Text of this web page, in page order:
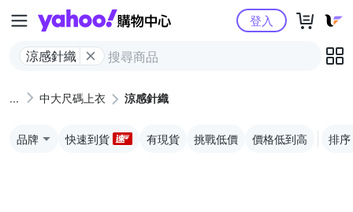
Yahoo購物中心
涼感針織
登入
中大尺碼上衣 涼感針織
品牌 快速到貨 有現貨 挑戰低價 價格低到高 排序